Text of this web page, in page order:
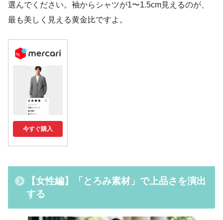
選んでください。袖からシャツが1〜1.5cm見えるのが、
最も美しく見える黄金比ですよ。
今すぐ購入
【女性編】「とろみ素材」で上品さを演出
する